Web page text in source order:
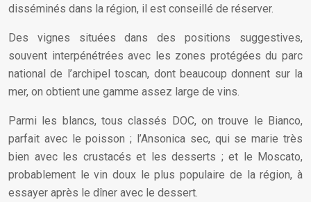
disséminés dans la région, il est conseillé de réserver.
Des vignes situées dans des positions suggestives,
souvent interpénétrées avec les zones protégées du parc
national de l’archipel toscan, dont beaucoup donnent sur la
mer, on obtient une gamme assez large de vins.
Parmi les blancs, tous classés DOC, on trouve le Bianco,
parfait avec le poisson ; l’Ansonica sec, qui se marie très
bien avec les crustacés et les desserts ; et le Moscato,
probablement le vin doux le plus populaire de la région, à
essayer après le dîner avec le dessert.